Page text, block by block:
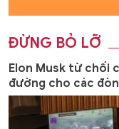
ĐỪNG BỎ LỠ
Elon Musk từ chối
đường cho các